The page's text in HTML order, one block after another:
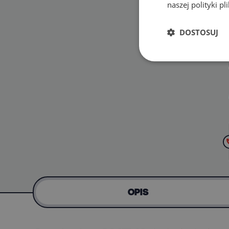
OPIS
naszej polityki
DOSTOSUJ